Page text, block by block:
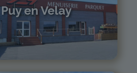
en Velay
04 71 01 13 30
sa.fr